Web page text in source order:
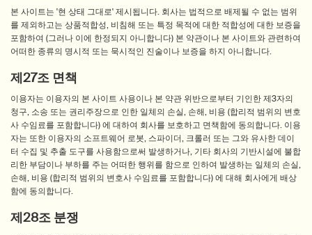
본 사이트는 '현 상태 그대로' 제시됩니다. 회사는 법적으로 배제될 수 없는 범위
를 제외하고는 상품적합성, 비침해 또는 특정 목적에 대한 적합성에 대한 보증을
포함하여 (그러나 이에 한정되지 아니합니다) 본 약관이나 본 사이트와 관련하여
어떠한 종류의 명시적 또는 묵시적인 진술이나 보증을 하지 아니합니다.
제27조 면책
이용자는 이용자의 본 사이트 사용이나 본 약관 위반으로부터 기인한 제3자의
청구, 소송 또는 권리주장으로 인한 일체의 손실, 손해, 비용 (합리적 범위의 변호
사 수임료를 포함합니다) 에 대하여 회사를 보호하고 면책함에 동의합니다. 이용
자는 또한 이용자의 소프트웨어 로봇, 스파이더, 크롤러 또는 그와 유사한 데이
터 수집 및 추출 도구를 사용함으로써 발생하거나, 기타 회사의 기반시설에 불합
리한 부담이나 부하를 주는 어떠한 행위를 함으로 인하여 발생하는 일체의 손실,
손해, 비용 (합리적 범위의 변호사 수임료를 포함합니다) 에 대해 회사에게 배상
함에 동의합니다.
제28조 분쟁